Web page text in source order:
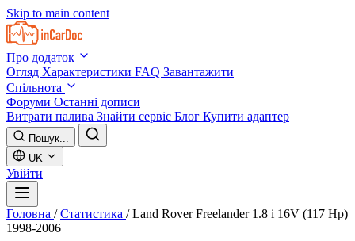
Skip to main content
Про додаток
Огляд Характеристики FAQ Завантажити
Спільнота
Форуми Останні дописи
Витрати палива Знайти сервіс Блог Купити адаптер
Пошук...
UK
Увійти
Головна / Статистика / Land Rover Freelander 1.8 i 16V (117 Hp)
1998-2006